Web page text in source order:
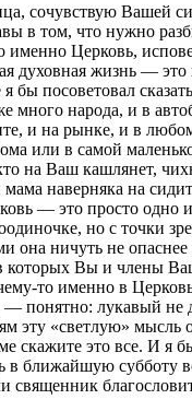
сочувствую Вашей
в том, что нужно
именно Церковь,
духовная жизнь — это
посоветовал
много народа, и в
и на рынке, и в
или в самой
на Ваш кашлянет,
мама наверняка на
— это просто одно
но с точки
она ничуть не опаснее
которых Вы и члены
то именно в
— понятно: лукавый не
эту «светлую» мысль
скажите это все. И я
в ближайшую субботу
священник